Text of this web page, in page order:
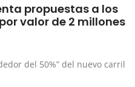
propuestas a los
valor de 2 millones
del 50%” del nuevo carril